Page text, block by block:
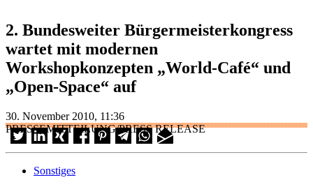
2. Bundesweiter Bürgermeisterkongress
wartet mit modernen
Workshopkonzepten „World-Café“ und
„Open-Space“ auf
30. November 2010, 11:36
PRESSEMITTEILUNG/PRESS RELEASE
Sonstiges